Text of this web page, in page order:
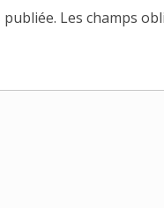
Les champs